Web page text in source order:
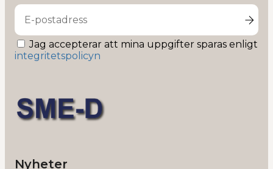
Jag accepterar att mina uppgifter sparas enligt
integritetspolicyn
Nyheter